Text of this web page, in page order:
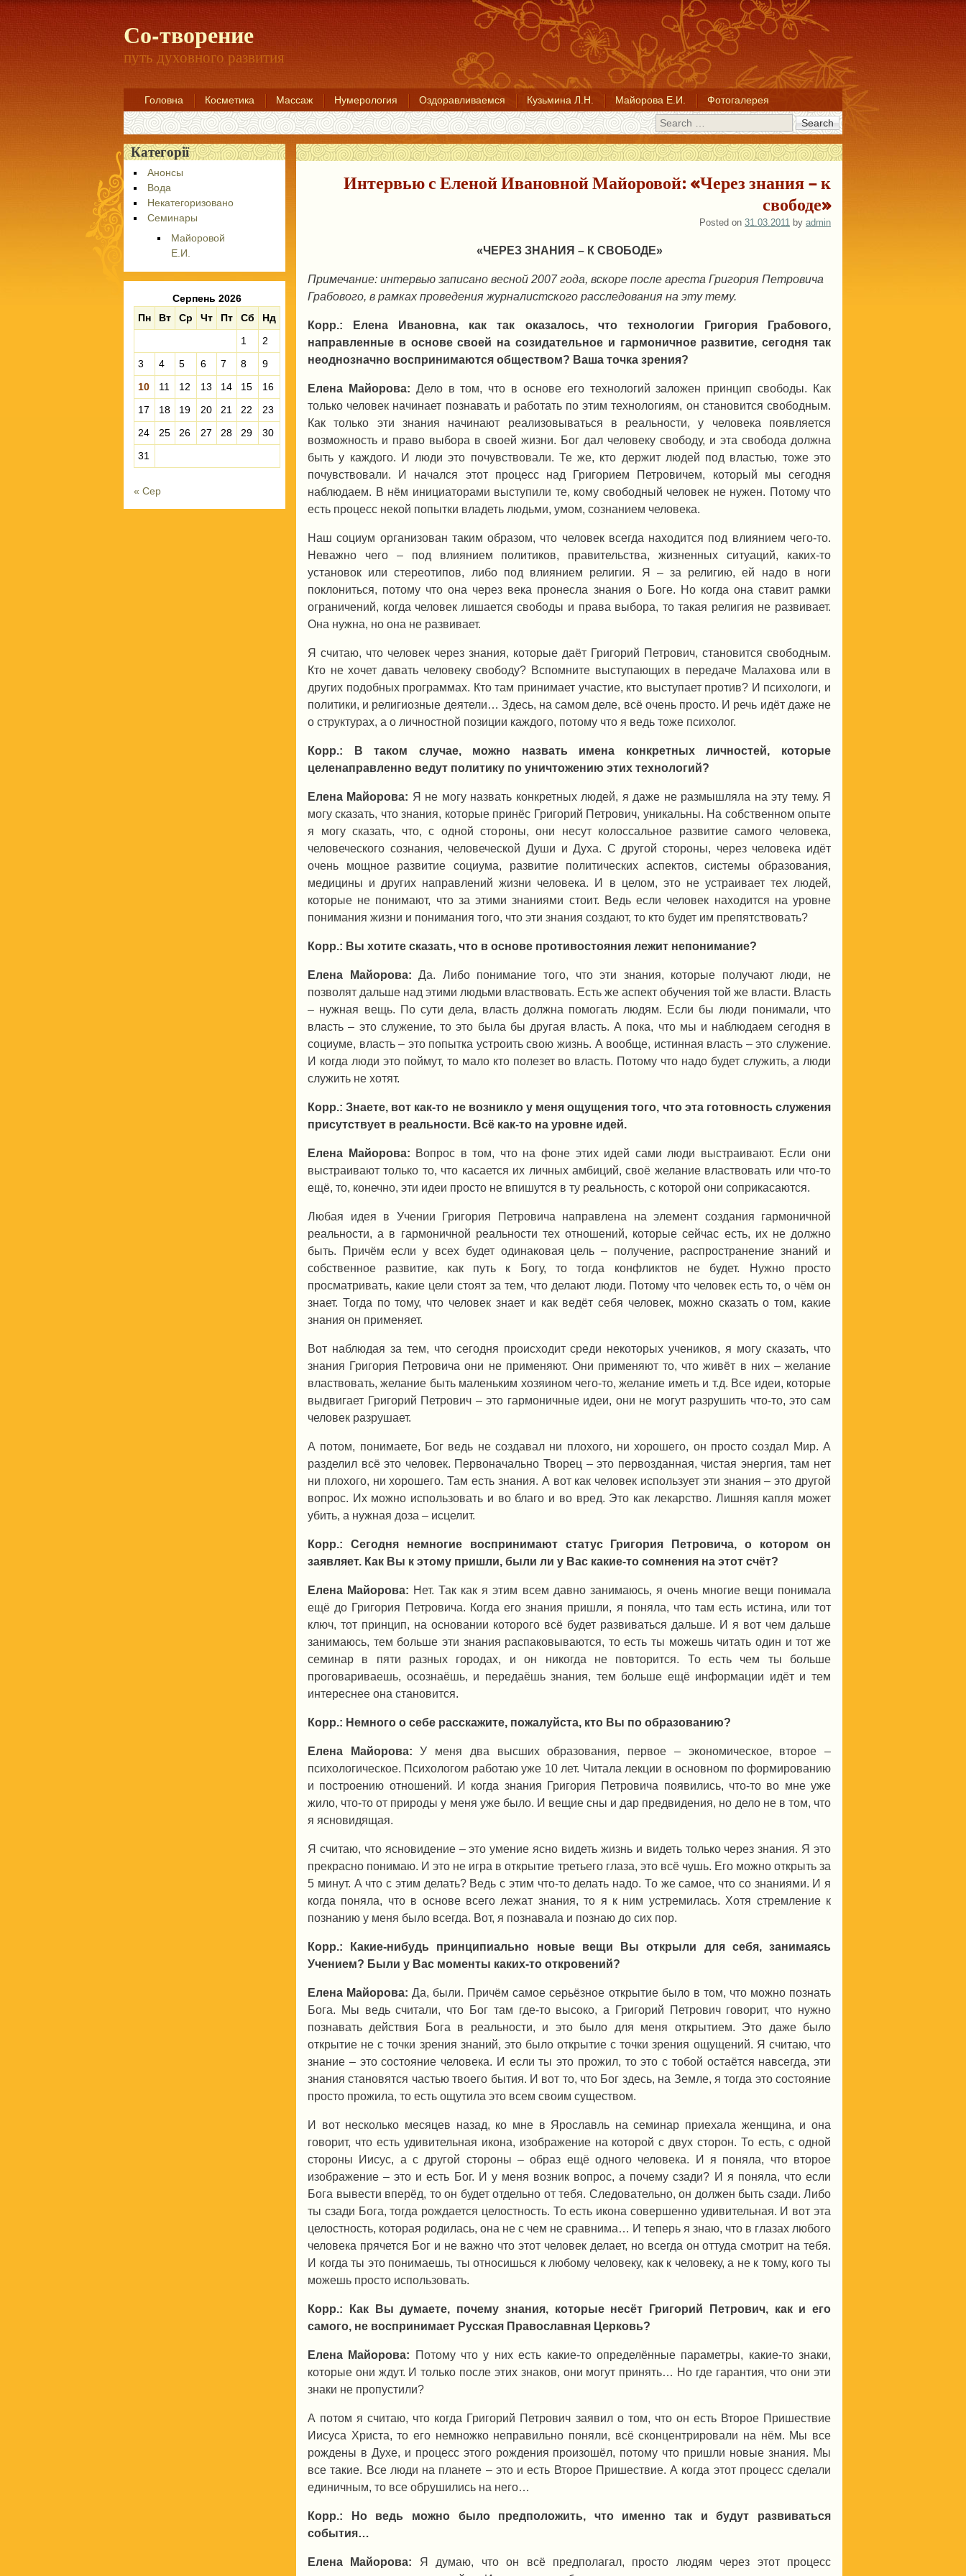
Со-творение
путь духовного развития
Головна Косметика Массаж Нумерология Оздоравливаемся Кузьмина Л.Н. Майорова Е.И.
Фотогалерея
Search
Интервью с Еленой Ивановной Майоровой: «Через знания – к
свободе»
Posted on 31.03.2011 by admin
«ЧЕРЕЗ ЗНАНИЯ – К СВОБОДЕ»
Примечание: интервью записано весной 2007 года, вскоре после ареста Григория Петровича
Грабового, в рамках проведения журналистского расследования на эту тему.
Корр.: Елена Ивановна, как так оказалось, что технологии Григория Грабового,
направленные в основе своей на созидательное и гармоничное развитие, сегодня так
неоднозначно воспринимаются обществом? Ваша точка зрения?
Елена Майорова: Дело в том, что в основе его технологий заложен принцип свободы. Как
только человек начинает познавать и работать по этим технологиям, он становится свободным.
Как только эти знания начинают реализовываться в реальности, у человека появляется
возможность и право выбора в своей жизни. Бог дал человеку свободу, и эта свобода должна
быть у каждого. И люди это почувствовали. Те же, кто держит людей под властью, тоже это
почувствовали. И начался этот процесс над Григорием Петровичем, который мы сегодня
наблюдаем. В нём инициаторами выступили те, кому свободный человек не нужен. Потому что
есть процесс некой попытки владеть людьми, умом, сознанием человека.
Наш социум организован таким образом, что человек всегда находится под влиянием чего-то.
Неважно чего – под влиянием политиков, правительства, жизненных ситуаций, каких-то
установок или стереотипов, либо под влиянием религии. Я – за религию, ей надо в ноги
поклониться, потому что она через века пронесла знания о Боге. Но когда она ставит рамки
ограничений, когда человек лишается свободы и права выбора, то такая религия не развивает.
Она нужна, но она не развивает.
Я считаю, что человек через знания, которые даёт Григорий Петрович, становится свободным.
Кто не хочет давать человеку свободу? Вспомните выступающих в передаче Малахова или в
других подобных программах. Кто там принимает участие, кто выступает против? И психологи, и
политики, и религиозные деятели… Здесь, на самом деле, всё очень просто. И речь идёт даже не
о структурах, а о личностной позиции каждого, потому что я ведь тоже психолог.
Корр.: В таком случае, можно назвать имена конкретных личностей, которые
целенаправленно ведут политику по уничтожению этих технологий?
Елена Майорова: Я не могу назвать конкретных людей, я даже не размышляла на эту тему. Я
могу сказать, что знания, которые принёс Григорий Петрович, уникальны. На собственном опыте
я могу сказать, что, с одной стороны, они несут колоссальное развитие самого человека,
человеческого сознания, человеческой Души и Духа. С другой стороны, через человека идёт
очень мощное развитие социума, развитие политических аспектов, системы образования,
медицины и других направлений жизни человека. И в целом, это не устраивает тех людей,
которые не понимают, что за этими знаниями стоит. Ведь если человек находится на уровне
понимания жизни и понимания того, что эти знания создают, то кто будет им препятствовать?
Корр.: Вы хотите сказать, что в основе противостояния лежит непонимание?
Елена Майорова: Да. Либо понимание того, что эти знания, которые получают люди, не
позволят дальше над этими людьми властвовать. Есть же аспект обучения той же власти. Власть
– нужная вещь. По сути дела, власть должна помогать людям. Если бы люди понимали, что
власть – это служение, то это была бы другая власть. А пока, что мы и наблюдаем сегодня в
социуме, власть – это попытка устроить свою жизнь. А вообще, истинная власть – это служение.
И когда люди это поймут, то мало кто полезет во власть. Потому что надо будет служить, а люди
служить не хотят.
Корр.: Знаете, вот как-то не возникло у меня ощущения того, что эта готовность служения
присутствует в реальности. Всё как-то на уровне идей.
Елена Майорова: Вопрос в том, что на фоне этих идей сами люди выстраивают. Если они
выстраивают только то, что касается их личных амбиций, своё желание властвовать или что-то
ещё, то, конечно, эти идеи просто не впишутся в ту реальность, с которой они соприкасаются.
Любая идея в Учении Григория Петровича направлена на элемент создания гармоничной
реальности, а в гармоничной реальности тех отношений, которые сейчас есть, их не должно
быть. Причём если у всех будет одинаковая цель – получение, распространение знаний и
собственное развитие, как путь к Богу, то тогда конфликтов не будет. Нужно просто
просматривать, какие цели стоят за тем, что делают люди. Потому что человек есть то, о чём он
знает. Тогда по тому, что человек знает и как ведёт себя человек, можно сказать о том, какие
знания он применяет.
Вот наблюдая за тем, что сегодня происходит среди некоторых учеников, я могу сказать, что
знания Григория Петровича они не применяют. Они применяют то, что живёт в них – желание
властвовать, желание быть маленьким хозяином чего-то, желание иметь и т.д. Все идеи, которые
выдвигает Григорий Петрович – это гармоничные идеи, они не могут разрушить что-то, это сам
человек разрушает.
А потом, понимаете, Бог ведь не создавал ни плохого, ни хорошего, он просто создал Мир. А
разделил всё это человек. Первоначально Творец – это первозданная, чистая энергия, там нет
ни плохого, ни хорошего. Там есть знания. А вот как человек использует эти знания – это другой
вопрос. Их можно использовать и во благо и во вред. Это как лекарство. Лишняя капля может
убить, а нужная доза – исцелит.
Корр.: Сегодня немногие воспринимают статус Григория Петровича, о котором он
заявляет. Как Вы к этому пришли, были ли у Вас какие-то сомнения на этот счёт?
Елена Майорова: Нет. Так как я этим всем давно занимаюсь, я очень многие вещи понимала
ещё до Григория Петровича. Когда его знания пришли, я поняла, что там есть истина, или тот
ключ, тот принцип, на основании которого всё будет развиваться дальше. И я вот чем дальше
занимаюсь, тем больше эти знания распаковываются, то есть ты можешь читать один и тот же
семинар в пяти разных городах, и он никогда не повторится. То есть чем ты больше
проговариваешь, осознаёшь, и передаёшь знания, тем больше ещё информации идёт и тем
интереснее она становится.
Корр.: Немного о себе расскажите, пожалуйста, кто Вы по образованию?
Елена Майорова: У меня два высших образования, первое – экономическое, второе –
психологическое. Психологом работаю уже 10 лет. Читала лекции в основном по формированию
и построению отношений. И когда знания Григория Петровича появились, что-то во мне уже
жило, что-то от природы у меня уже было. И вещие сны и дар предвидения, но дело не в том, что
я ясновидящая.
Я считаю, что ясновидение – это умение ясно видеть жизнь и видеть только через знания. Я это
прекрасно понимаю. И это не игра в открытие третьего глаза, это всё чушь. Его можно открыть за
5 минут. А что с этим делать? Ведь с этим что-то делать надо. То же самое, что со знаниями. И я
когда поняла, что в основе всего лежат знания, то я к ним устремилась. Хотя стремление к
познанию у меня было всегда. Вот, я познавала и познаю до сих пор.
Корр.: Какие-нибудь принципиально новые вещи Вы открыли для себя, занимаясь
Учением? Были у Вас моменты каких-то откровений?
Елена Майорова: Да, были. Причём самое серьёзное открытие было в том, что можно познать
Бога. Мы ведь считали, что Бог там где-то высоко, а Григорий Петрович говорит, что нужно
познавать действия Бога в реальности, и это было для меня открытием. Это даже было
открытие не с точки зрения знаний, это было открытие с точки зрения ощущений. Я считаю, что
знание – это состояние человека. И если ты это прожил, то это с тобой остаётся навсегда, эти
знания становятся частью твоего бытия. И вот то, что Бог здесь, на Земле, я тогда это состояние
просто прожила, то есть ощутила это всем своим существом.
И вот несколько месяцев назад, ко мне в Ярославль на семинар приехала женщина, и она
говорит, что есть удивительная икона, изображение на которой с двух сторон. То есть, с одной
стороны Иисус, а с другой стороны – образ ещё одного человека. И я поняла, что второе
изображение – это и есть Бог. И у меня возник вопрос, а почему сзади? И я поняла, что если
Бога вывести вперёд, то он будет отдельно от тебя. Следовательно, он должен быть сзади. Либо
ты сзади Бога, тогда рождается целостность. То есть икона совершенно удивительная. И вот эта
целостность, которая родилась, она не с чем не сравнима… И теперь я знаю, что в глазах любого
человека прячется Бог и не важно что этот человек делает, но всегда он оттуда смотрит на тебя.
И когда ты это понимаешь, ты относишься к любому человеку, как к человеку, а не к тому, кого ты
можешь просто использовать.
Корр.: Как Вы думаете, почему знания, которые несёт Григорий Петрович, как и его
самого, не воспринимает Русская Православная Церковь?
Елена Майорова: Потому что у них есть какие-то определённые параметры, какие-то знаки,
которые они ждут. И только после этих знаков, они могут принять… Но где гарантия, что они эти
знаки не пропустили?
А потом я считаю, что когда Григорий Петрович заявил о том, что он есть Второе Пришествие
Иисуса Христа, то его немножко неправильно поняли, всё сконцентрировали на нём. Мы все
рождены в Духе, и процесс этого рождения произошёл, потому что пришли новые знания. Мы
все такие. Все люди на планете – это и есть Второе Пришествие. А когда этот процесс сделали
единичным, то все обрушились на него…
Корр.: Но ведь можно было предположить, что именно так и будут развиваться
события…
Елена Майорова: Я думаю, что он всё предполагал, просто людям через этот процесс
Категорії
Анонсы
Вода
Некатегоризовано
Семинары
Майоровой
Е.И.
Серпень 2026
Пн
Вт Ср Чт Пт Сб
Нд
1
2
3
4 5 6 7 8
9
10
11 12 13 14 15
16
17
18 19 20 21 22
23
24
25 26 27 28 29
30
31
« Сер